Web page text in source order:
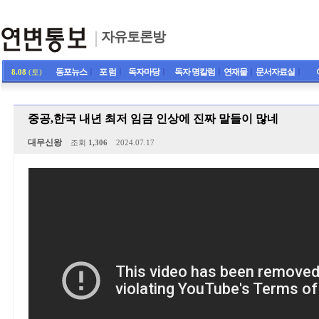
자유토론방
8.08 (토) 동포뉴스ㅣ 포 럼 독자마당ㅣ 독자 명칼럼 연재물ㅣ 문서자료실
중공,한국 내년 최저 임금 인상에 진짜 말들이 많네
대무신왕 조회 1,306 2024.07.17